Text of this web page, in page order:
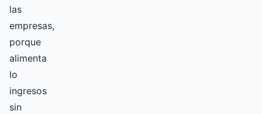
las
empresas,
porque
alimenta
lo
ingresos
sin